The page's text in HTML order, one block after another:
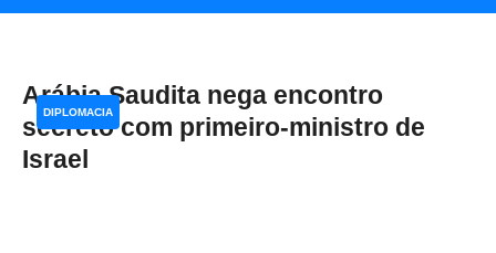
Arábia Saudita nega encontro
secreto com primeiro-ministro de
Israel
DIPLOMACIA